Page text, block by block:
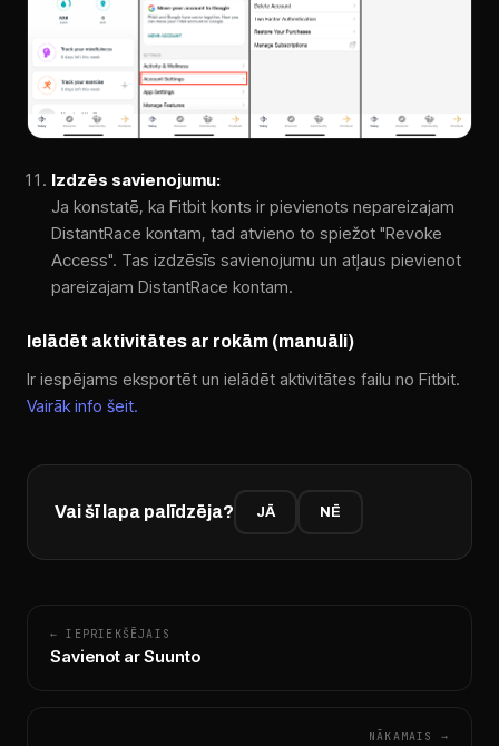
Izdzēs savienojumu:
Ja konstatē, ka Fitbit konts ir pievienots nepareizajam
DistantRace kontam, tad atvieno to spiežot "Revoke
Access". Tas izdzēsīs savienojumu un atļaus pievienot
pareizajam DistantRace kontam.
Ielādēt aktivitātes ar rokām (manuāli)
Ir iespējams eksportēt un ielādēt aktivitātes failu no Fitbit.
Vairāk info šeit.
Vai šī lapa palīdzēja? JĀ NĒ
← IEPRIEKŠĒJAIS
Savienot ar Suunto
NĀKAMAIS →